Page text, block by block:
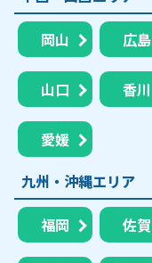
岡山 広島
山口 香川
愛媛
九州・沖縄エリア
福岡 佐賀